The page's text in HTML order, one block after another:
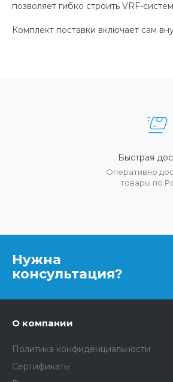
позволяет гибко строить VRF-
Комплект поставки включает сам
Быстрая
Оперативно
товары по
Нужна
консультация?
О компании
Политика конфиденциальности
Сертификаты